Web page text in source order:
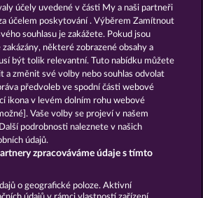
WILD RUBIES
Prohlášení o ochraně údajů
Společnost Časté dotazy
program Facebook
Žádost o Odstoupení
účely uvedené v části My a naši partneři
účelem poskytování . Výběrem Zamítnout
souhlasu je zakážete. Pokud jsou
některé zobrazené obsahy a
být tolik relevantní. Tuto nabídku můžete
a změnit své volby nebo souhlas odvolat
předvoleb ve spodní části webové
ikona v levém dolním rohu webové
Vaše volby se projeví v našem
podrobnosti naleznete v našich
údajů.
zpracováváme údaje s tímto
o geografické poloze. Aktivní